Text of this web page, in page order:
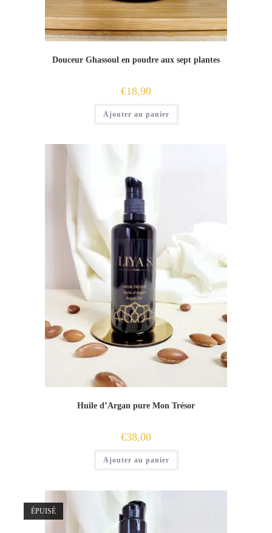
Douceur Ghassoul en poudre aux sept plantes
€18,90
Ajouter au panier
Huile d’Argan pure Mon Trésor
€38,00
Ajouter au panier
ÉPUISÉ